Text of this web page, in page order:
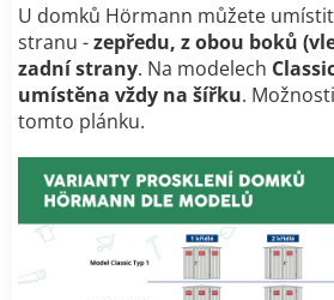
U domků Hörmann můžete
stranu -zepředu, z obou boků
zadní strany. Na modelech
umístěna vždy na šířku.
tomto plánku.